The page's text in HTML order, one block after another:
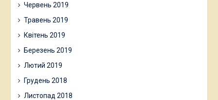
Червень 2019
Травень 2019
Квітень 2019
Березень 2019
Лютий 2019
Грудень 2018
Листопад 2018